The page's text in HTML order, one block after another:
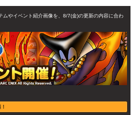
ムやイベント紹介画像を、8/7(金)の更新の内容に合わ